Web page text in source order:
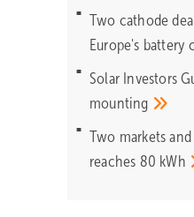
Two cathode
Europe's battery
Solar Investors
mounting
Two markets
reaches 80 kWh